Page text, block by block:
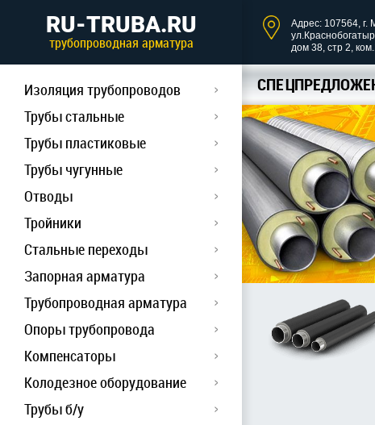
RU-TRUBA.RU
трубопроводная арматура
Изоляция трубопроводов
Трубы стальные
Трубы пластиковые
Трубы чугунные
Отводы
Тройники
Стальные переходы
Запорная арматура
Трубопроводная арматура
Опоры трубопровода
Компенсаторы
Колодезное оборудование
Трубы б/у
Адрес: 107564, г.
дом 38, стр 2,